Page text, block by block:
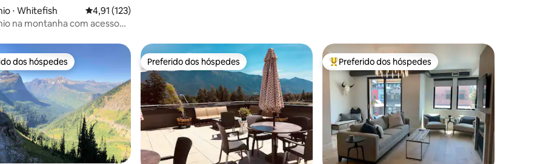
⋅ Whitefish 4,91 de uma avaliação média de 5, 123 avaliações
4,91 (123)
na montanha com acesso
preferidos dos hóspedes
dos hóspedes Preferido dos hóspedes
Preferido dos hóspedes Entre os melhores preferidos dos hóspedes
Preferido dos hóspedes